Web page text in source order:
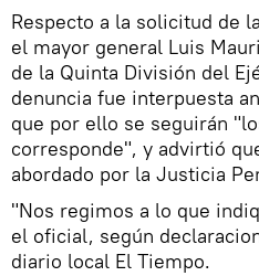
Respecto a la solicitud de
el mayor general Luis
de la Quinta División del
denuncia fue interpuesta
que por ello se seguirán
corresponde", y advirtió
abordado por la Justicia
"Nos regimos a lo que
el oficial, según
diario local El Tiempo.